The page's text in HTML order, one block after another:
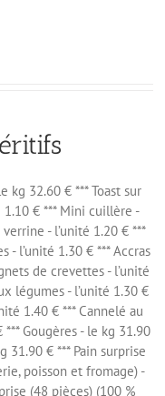
kg 32.60 € *** Toast sur
1.10 € *** Mini cuillère -
- l’unité 1.20 € ***
- l’unité 1.30 € *** Accras
de crevettes - l’unité
légumes - l’unité 1.30 €
1.40 € *** Cannelé au
Gougères - le kg 31.90
31.90 € *** Pain surprise
poisson et fromage) -
(48 pièces) (100 %